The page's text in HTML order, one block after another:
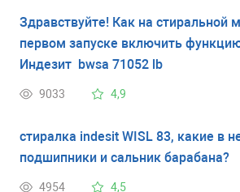
Здравствуйте! Как на стиральной
первом запуске включить
Индезит bwsa 71052 lb
9033 4,9
стиралка indesit WISL 83, какие в
подшипники и сальник барабана?
4954 4,5